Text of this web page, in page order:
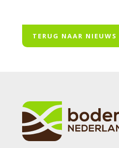
TERUG NAAR NIEUWS